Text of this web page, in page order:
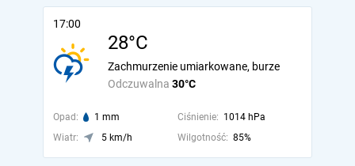
17:00
28°C
Odczuwalna 30°C
Zachmurzenie umiarkowane, burze
Opad: 1 mm Ciśnienie: 1014 hPa
Wiatr:
5 km/h Wilgotność: 85%